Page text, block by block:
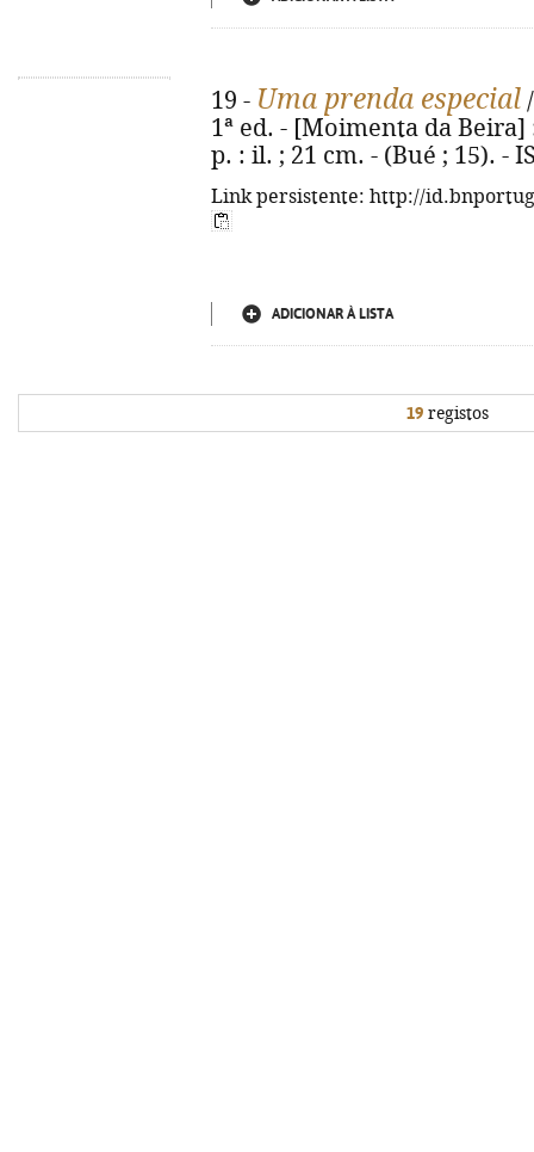
19 - Uma prenda especial
1ª ed. - [Moimenta da Beira]
p. : il. ; 21 cm. - (Bué ; 15). -
Link persistente: http://
ADICIONAR À LISTA
19registos